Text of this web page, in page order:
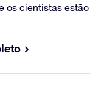
os cientistas